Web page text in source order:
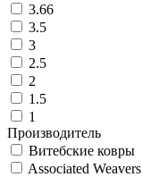
3.66
3.5
3
2.5
2
1.5
1
Производитель
Витебские ковры
Associated Weavers